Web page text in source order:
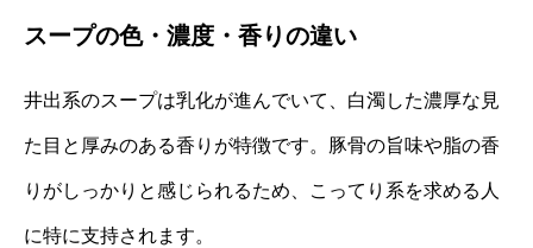
スープの色・濃度・香りの違い
井出系のスープは乳化が進んでいて、白濁した濃厚な見
た目と厚みのある香りが特徴です。豚骨の旨味や脂の香
りがしっかりと感じられるため、こってり系を求める人
に特に支持されます。